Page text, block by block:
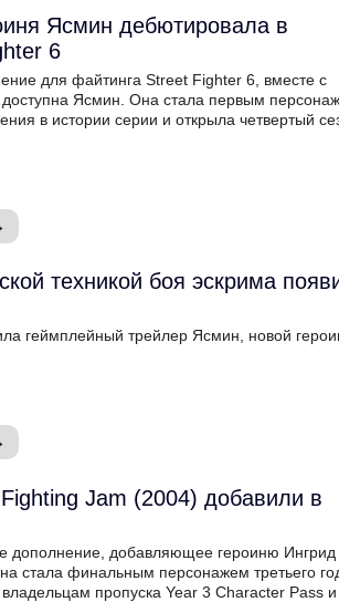
Ясмин дебютировала в
6
для файтинга Street Fighter 6, вместе с
доступна Ясмин. Она стала первым
в истории серии и открыла четвертый
техникой боя эскрима
геймплейный трейлер Ясмин, новой
Jam (2004) добавили в
дополнение, добавляющее героиню Ингрид
стала финальным персонажем третьего
пропуска Year 3 Character Pass